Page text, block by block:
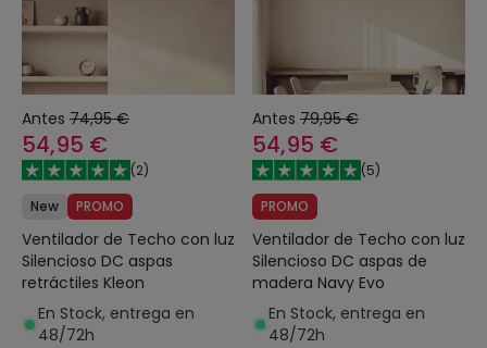
Antes 74,95 €
54,95 €
(2)
New
PROMO
Ventilador de Techo con luz
Silencioso DC aspas
retráctiles Kleon
En Stock, entrega en
48/72h
Antes 79,95 €
54,95 €
(5)
PROMO
Ventilador de Techo con luz
Silencioso DC aspas de
madera Navy Evo
En Stock, entrega en
48/72h